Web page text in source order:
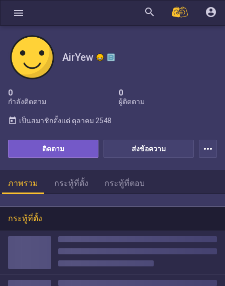
menu search account_circle
AirYew
0
กำลังติดตาม
0
ผู้ติดตาม
ส่งข้อความ
ติดตาม
today เป็นสมาชิกตั้งแต่ ตุลาคม 2548
more_horiz
ภาพรวม กระทู้ที่ตั้ง กระทู้ที่ตอบ
กระทู้ที่ตั้ง